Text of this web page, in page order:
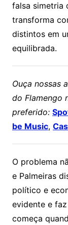
falsa simetria
transforma
distintos em
equilibrada.
Ouça nossas
do Flamengo
preferido:
be Music,
O problema
e Palmeiras
político e
evidente e
começa